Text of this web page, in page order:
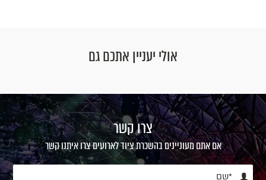
אולי יעניין אתכם גם
צרו קשר
אם אתם מעוניינים בהשכרת ציוד לארועים צרו איתנו קשר